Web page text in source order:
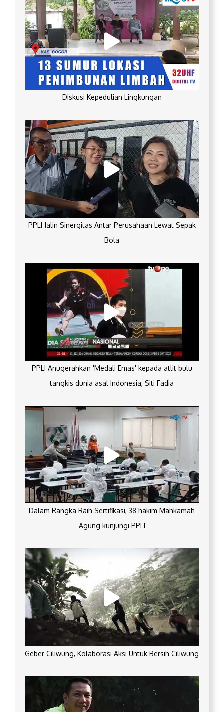
Diskusi Kepedulian Lingkungan
PPLI Jalin Sinergitas Antar Perusahaan Lewat Sepak
Bola
PPLI Anugerahkan 'Medali Emas' kepada atlit bulu
tangkis dunia asal Indonesia, Siti Fadia
Dalam Rangka Raih Sertifikasi, 38 hakim Mahkamah
Agung kunjungi PPLI
Geber Ciliwung, Kolaborasi Aksi Untuk Bersih Ciliwung